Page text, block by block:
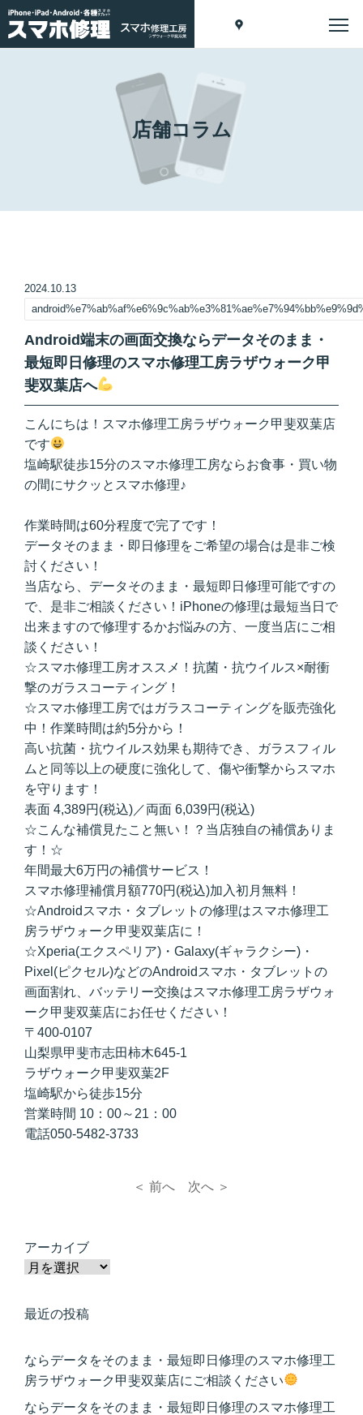
店舗コラム
2024.10.13
Android端末の画面交換ならデータそのまま・
最短即日修理のスマホ修理工房ラザウォーク甲
斐双葉店へ
こんにちは！スマホ修理工房ラザウォーク甲斐双葉店
です
塩崎駅徒歩15分のスマホ修理工房ならお食事・買い物
の間にサクッとスマホ修理♪
作業時間は60分程度で完了です！
データそのまま・即日修理をご希望の場合は是非ご検
討ください！
当店なら、データそのまま・最短即日修理可能ですの
で、是非ご相談ください！iPhoneの修理は最短当日で
出来ますので修理するかお悩みの方、一度当店にご相
談ください！
☆スマホ修理工房オススメ！抗菌・抗ウイルス×耐衝
撃のガラスコーティング！
☆スマホ修理工房ではガラスコーティングを販売強化
中！作業時間は約5分から！
高い抗菌・抗ウイルス効果も期待でき、ガラスフィル
ムと同等以上の硬度に強化して、傷や衝撃からスマホ
を守ります！
表面 4,389円(税込)／両面 6,039円(税込)
☆こんな補償見たこと無い！？当店独自の補償ありま
す！☆
年間最大6万円の補償サービス！
スマホ修理補償月額770円(税込)加入初月無料！
☆Androidスマホ・タブレットの修理はスマホ修理工
房ラザウォーク甲斐双葉店に！
☆Xperia(エクスペリア)・Galaxy(ギャラクシー)・
Pixel(ピクセル)などのAndroidスマホ・タブレットの
画面割れ、バッテリー交換はスマホ修理工房ラザウォ
ーク甲斐双葉店にお任せください！
〒400-0107
山梨県甲斐市志田柿木645-1
ラザウォーク甲斐双葉2F
塩崎駅から徒歩15分
営業時間 10：00～21：00
電話050-5482-3733
＜ 前へ 次へ ＞
アーカイブ
最近の投稿
ならデータをそのまま・最短即日修理のスマホ修理工
房ラザウォーク甲斐双葉店にご相談ください
ならデータをそのまま・最短即日修理のスマホ修理工